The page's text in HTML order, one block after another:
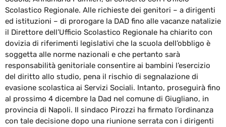
Scolastico Regionale. Alle richieste dei genitori – a dirigenti
ed istituzioni – di prorogare la DAD fino alle vacanze natalizie
il Direttore dell’Ufficio Scolastico Regionale ha chiarito con
dovizia di riferimenti legislativi che la scuola dell’obbligo è
soggetta alle norme nazionali e che pertanto sarà
responsabilità genitoriale consentire ai bambini l’esercizio
del diritto allo studio, pena il rischio di segnalazione di
evasione scolastica ai Servizi Sociali. Intanto, proseguirà fino
al prossimo 4 dicembre la Dad nel comune di Giugliano, in
provincia di Napoli. Il sindaco Pirozzi ha firmato l’ordinanza
con tale decisione dopo una riunione serrata con i dirigenti